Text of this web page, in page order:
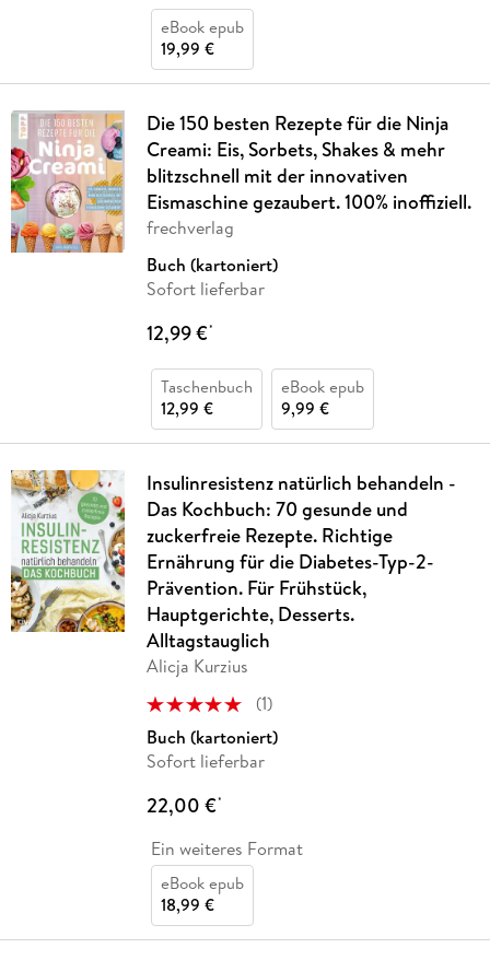
eBook epub
19,99 €
Die 150 besten Rezepte für die Ninja
Creami: Eis, Sorbets, Shakes & mehr
blitzschnell mit der innovativen
Eismaschine gezaubert. 100% inoffiziell.
frechverlag
Buch (kartoniert)
Sofort lieferbar
12,99 €*
Taschenbuch
12,99 €
eBook epub
9,99 €
Insulinresistenz natürlich behandeln -
Das Kochbuch: 70 gesunde und
zuckerfreie Rezepte. Richtige
Ernährung für die Diabetes-Typ-2-
Prävention. Für Frühstück,
Hauptgerichte, Desserts.
Alltagstauglich
Alicja Kurzius
(1)
Buch (kartoniert)
Sofort lieferbar
22,00 €*
Ein weiteres Format
eBook epub
18,99 €